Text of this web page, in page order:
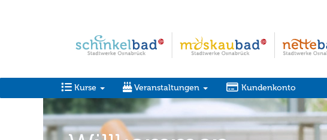
Kurse Veranstaltungen Kundenkonto